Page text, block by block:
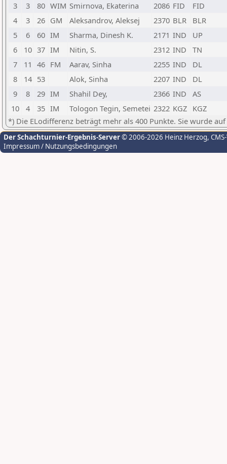
3
3 80 WIM Smirnova, Ekaterina 2086 FID
FID
4
3 26 GM Aleksandrov, Aleksej 2370 BLR
BLR
5
6 60 IM Sharma, Dinesh K. 2171 IND
UP
6
10 37 IM Nitin, S. 2312 IND
TN
7
11 46 FM Aarav, Sinha 2255 IND
DL
8
14 53 Alok, Sinha 2207 IND
DL
9
8 29 IM Shahil Dey, 2366 IND
AS
10
4 35 IM Tologon Tegin, Semetei 2322 KGZ KGZ
*) Die ELodifferenz beträgt mehr als 400 Punkte. Sie wurde
Der Schachturnier-Ergebnis-Server© 2006-2026 Heinz Herzog,
Impressum / Nutzungsbedingungen